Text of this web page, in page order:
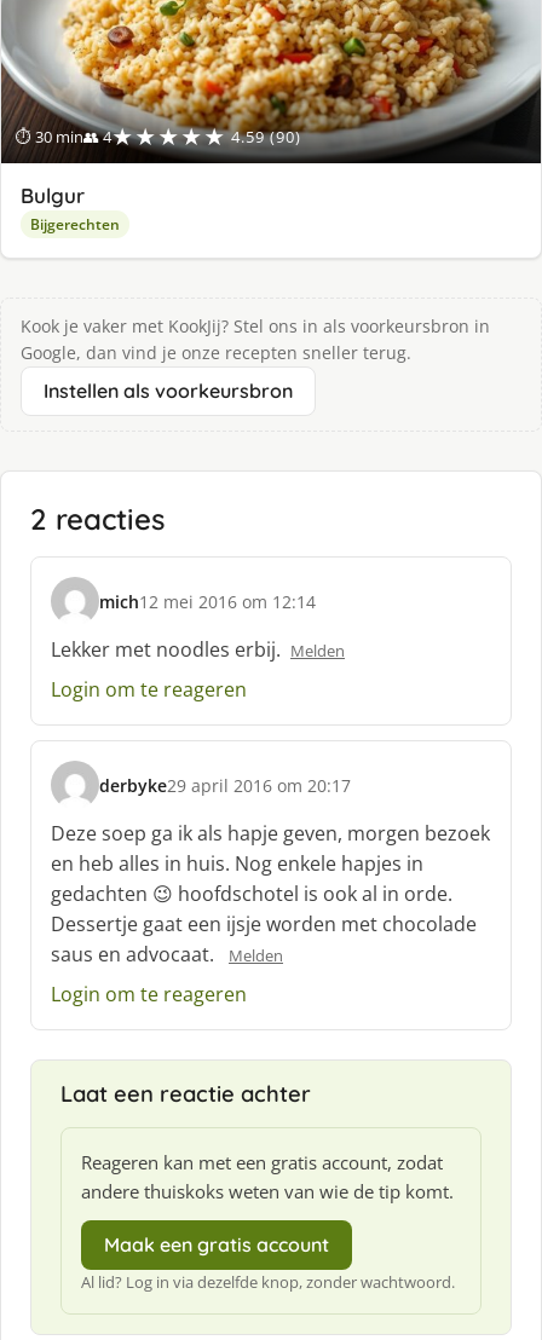
⏱ 30 min👥 4★★★★★ 4.59 (90)
Bulgur
Bijgerechten
Kook je vaker met KookJij? Stel ons in als voorkeursbron in
Google, dan vind je onze recepten sneller terug.
Instellen als voorkeursbron
2 reacties
mich
s
c
h
r
e
f
:
12 mei 2016 om 12:14
Lekker met noodles erbij. Melden
Login om te reageren
derbyke
s
c
h
r
e
e
f
29 april 2016 om 20:17
Deze soep ga ik als hapje geven, morgen bezoek
en heb alles in huis. Nog enkele hapjes in
gedachten 😉 hoofdschotel is ook al in orde.
Dessertje gaat een ijsje worden met chocolade
saus en advocaat.
Melden
Login om te reageren
Laat een reactie achter
Reageren kan met een gratis account, zodat
andere thuiskoks weten van wie de tip komt.
Maak een gratis account
Al lid? Log in via dezelfde knop, zonder wachtwoord.